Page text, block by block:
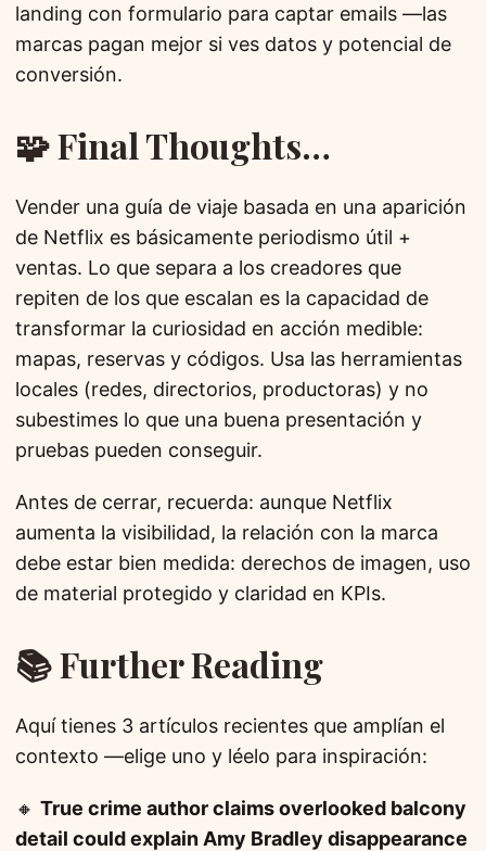
landing con formulario para captar emails —las
marcas pagan mejor si ves datos y potencial de
conversión.
🧩 Final Thoughts…
Vender una guía de viaje basada en una aparición
de Netflix es básicamente periodismo útil +
ventas. Lo que separa a los creadores que
repiten de los que escalan es la capacidad de
transformar la curiosidad en acción medible:
mapas, reservas y códigos. Usa las herramientas
locales (redes, directorios, productoras) y no
subestimes lo que una buena presentación y
pruebas pueden conseguir.
Antes de cerrar, recuerda: aunque Netflix
aumenta la visibilidad, la relación con la marca
debe estar bien medida: derechos de imagen, uso
de material protegido y claridad en KPIs.
📚 Further Reading
Aquí tienes 3 artículos recientes que amplían el
contexto —elige uno y léelo para inspiración:
🔸 True crime author claims overlooked balcony
detail could explain Amy Bradley disappearance